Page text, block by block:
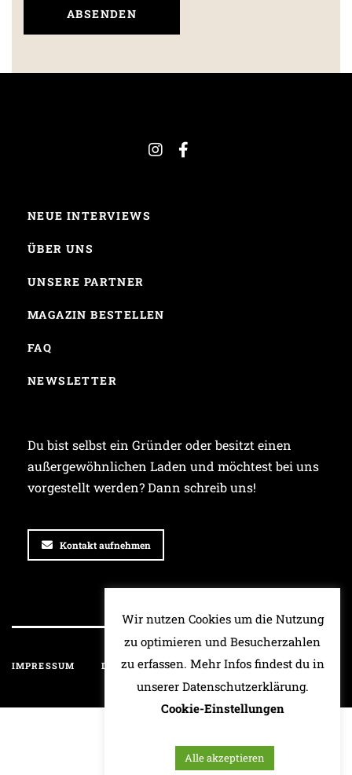
NEUE INTERVIEWS
ÜBER UNS
UNSERE PARTNER
MAGAZIN BESTELLEN
FAQ
NEWSLETTER
Du bist selbst ein Gründer oder besitzt einen
außergewöhnlichen Laden und möchtest bei uns
vorgestellt werden? Dann schreib uns!
Kontakt aufnehmen
IMPRESSUM DATENSCHUTZ HAFTUNGSAUSSCHLUSS
Wir nutzen Cookies um die Nutzung
zu optimieren und Besucherzahlen
zu erfassen. Mehr Infos findest du in
unserer Datenschutzerklärung.
Cookie-Einstellungen
Alle akzeptieren